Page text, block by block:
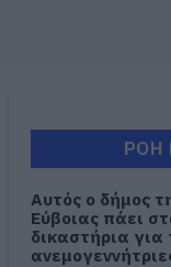
ΡΟΗ
Αυτός ο δήμος
Εύβοιας πάει
δικαστήρια για